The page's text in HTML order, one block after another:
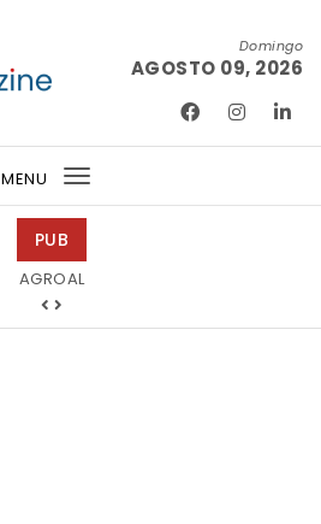
Domingo
AGOSTO 09, 2026
MENU
Toggle
PUB
Tintas 2000